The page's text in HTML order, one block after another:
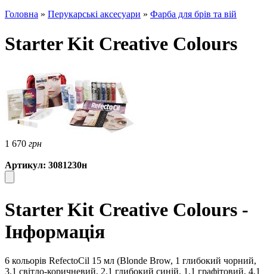
Головна » Перукарські аксесуари » Фарба для брів та вій
Starter Kit Creative Colours
1 670 грн
Артикул: 3081230н
Starter Kit Creative Colours -
Інформація
6 кольорів RefectoCil 15 мл (Blonde Brow, 1 глибокий чорний,
3.1 світло-коричневий, 2.1 глибокий синій, 1.1 графітовий, 4.1